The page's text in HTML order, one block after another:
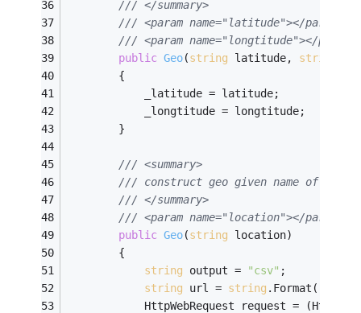
/// </summary>
/// <param name="latitude"></param>
/// <param name="longtitude"></param>
public Geo(string latitude, string
        {
            _latitude = latitude;
            _longtitude = longtitude;
        }
/// <summary>
/// construct geo given name of a
/// </summary>
/// <param name="location"></param>
public Geo(string location)
        {
string output = "csv" ;
string url = string .Format(
HttpWebRequest request =